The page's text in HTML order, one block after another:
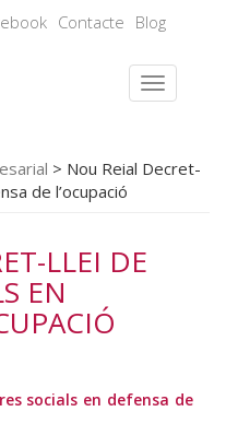
Contacte Blog
> Nou Reial Decret-
de l’ocupació
LLEI DE
EN
socials en defensa de